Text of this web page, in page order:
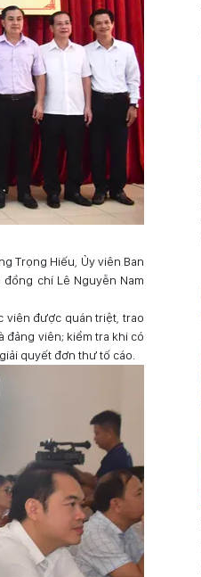
Trọng Hiếu, Ủy viên Ban
chí Lê Nguyễn Nam
viên được quán triệt, trao
đảng viên; kiểm tra khi có
quyết đơn thư tố cáo.